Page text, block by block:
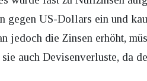
gegen US-Dollars ein und
jedoch die Zinsen erhöht,
auch Devisenverluste, da